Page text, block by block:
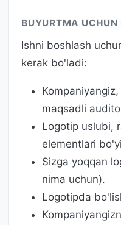
BUYURTMA UCHUN
Ishni boshlash
kerak bo'ladi:
maqsadli
Logotip uslubi,
elementlari
Sizga yoqqan
nima uchun).
Logotipda